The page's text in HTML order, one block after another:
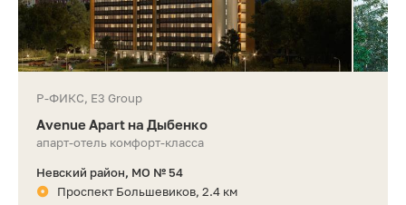
Р-ФИКС, E3 Group
Avenue Apart на Дыбенко
апарт-отель комфорт-класса
Невский район, МО № 54
Проспект Большевиков, 2.4 км